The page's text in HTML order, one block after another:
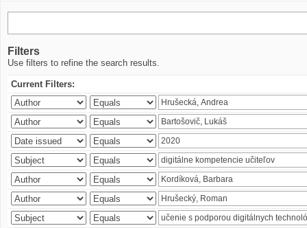
Filters
Use filters to refine the search results.
Current Filters: